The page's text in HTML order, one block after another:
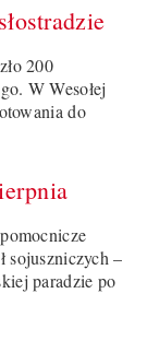
200
W Wesołej
do
sojuszniczych –
paradzie po